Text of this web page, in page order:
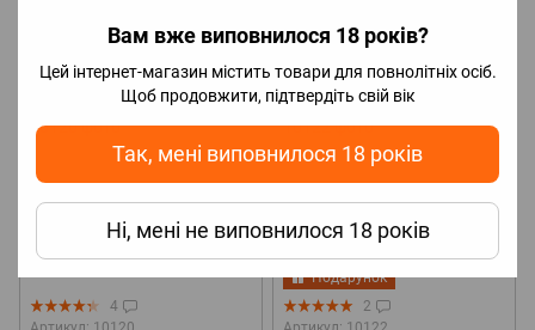
Вам вже виповнилося 18 років?
Цей інтернет-магазин містить товари для повнолітніх осіб.
Щоб продовжити, підтвердіть свій вік
Так, мені виповнилося 18 років
Ні, мені не виповнилося 18 років
4
Подарунок
2